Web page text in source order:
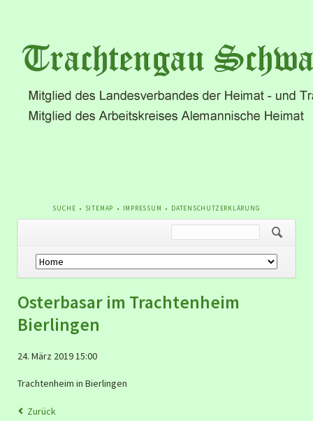
NAVIGATION
SUCHE SITEMAP IMPRESSUM DATENSCHUTZERKLÄRUNG
Navigation
überspringen
Osterbasar im Trachtenheim
Bierlingen
24. März 2019 15:00
Trachtenheim in Bierlingen
Zurück